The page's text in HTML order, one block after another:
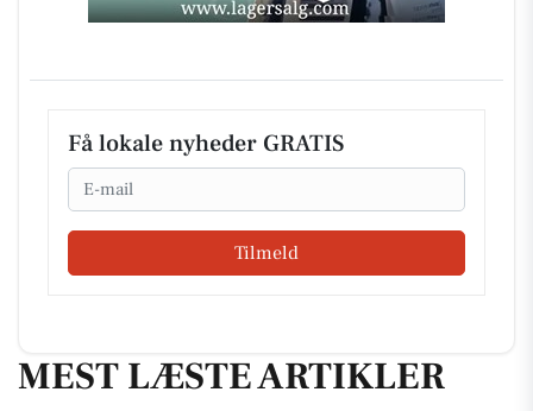
Få lokale nyheder GRATIS
Email
Tilmeld
MEST LÆSTE ARTIKLER